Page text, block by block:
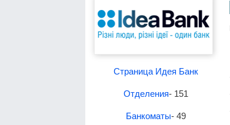
Страница Идея Банк
Отделения- 151
Банкоматы- 49